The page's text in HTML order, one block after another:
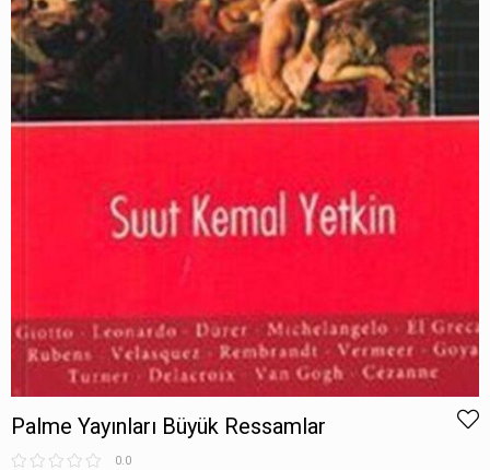
Palme Yayınları Büyük Ressamlar
0.0